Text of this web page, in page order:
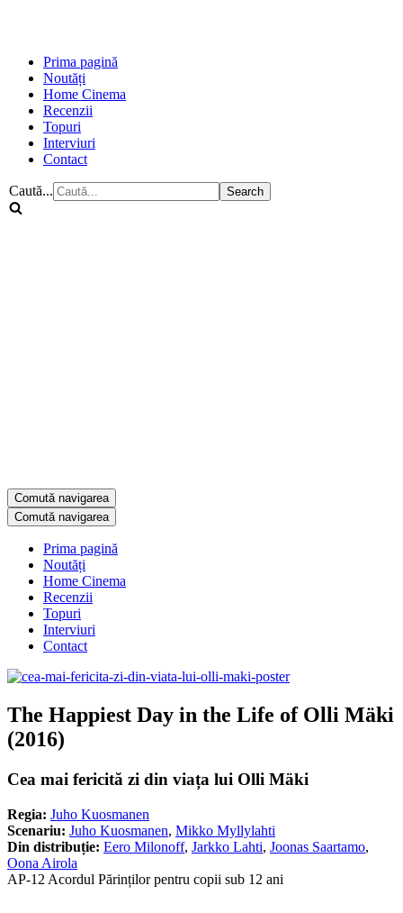
Prima pagină
Noutăți
Home Cinema
Recenzii
Topuri
Interviuri
Contact
Caută...
Comută navigarea
Comută navigarea
Prima pagină
Noutăți
Home Cinema
Recenzii
Topuri
Interviuri
Contact
The Happiest Day in the Life of Olli Mäki
(2016)
Cea mai fericită zi din viața lui Olli Mäki
Regia: Juho Kuosmanen
Scenariu: Juho Kuosmanen, Mikko Myllylahti
Din distribuție: Eero Milonoff, Jarkko Lahti, Joonas Saartamo,
Oona Airola
AP-12 Acordul Părinților pentru copii sub 12 ani